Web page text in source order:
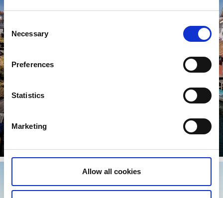
Consent
Selection
Necessary
Preferences
Statistics
Marketing
Allow all cookies
Entdecke die schwedische Westküste mit dem Kajak.
Weiterlesen